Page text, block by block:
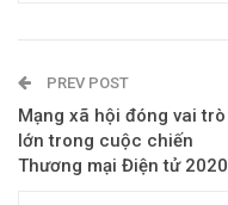
PREV POST
Mạng xã hội đóng vai trò
lớn trong cuộc chiến
Thương mại Điện tử 2020